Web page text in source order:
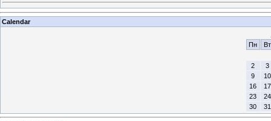
Calendar
Пн
Вт
2
3
9
10
16
17
23
24
30
31